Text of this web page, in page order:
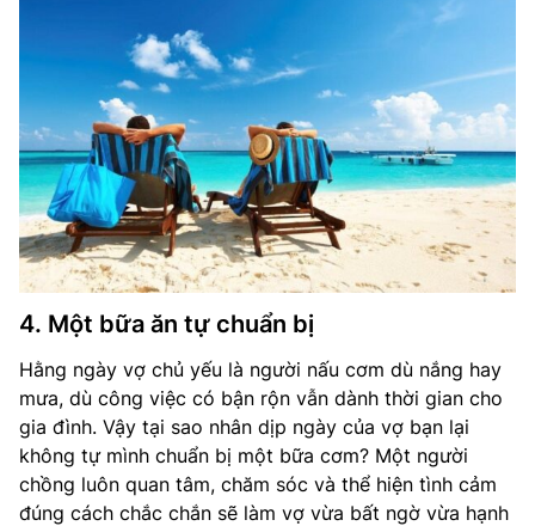
4. Một bữa ăn tự chuẩn bị
Hằng ngày vợ chủ yếu là người nấu cơm dù nắng hay
mưa, dù công việc có bận rộn vẫn dành thời gian cho
gia đình. Vậy tại sao nhân dịp ngày của vợ bạn lại
không tự mình chuẩn bị một bữa cơm? Một người
chồng luôn quan tâm, chăm sóc và thể hiện tình cảm
đúng cách chắc chắn sẽ làm vợ vừa bất ngờ vừa hạnh